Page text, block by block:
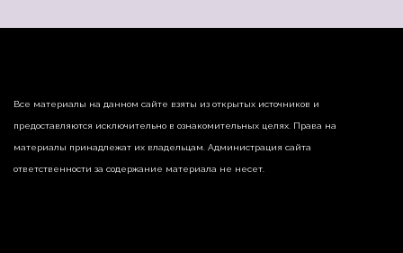
Все материалы на данном сайте взяты из открытых источников и
предоставляются исключительно в ознакомительных целях. Права на
материалы принадлежат их владельцам. Администрация сайта
ответственности за содержание материала не несет.